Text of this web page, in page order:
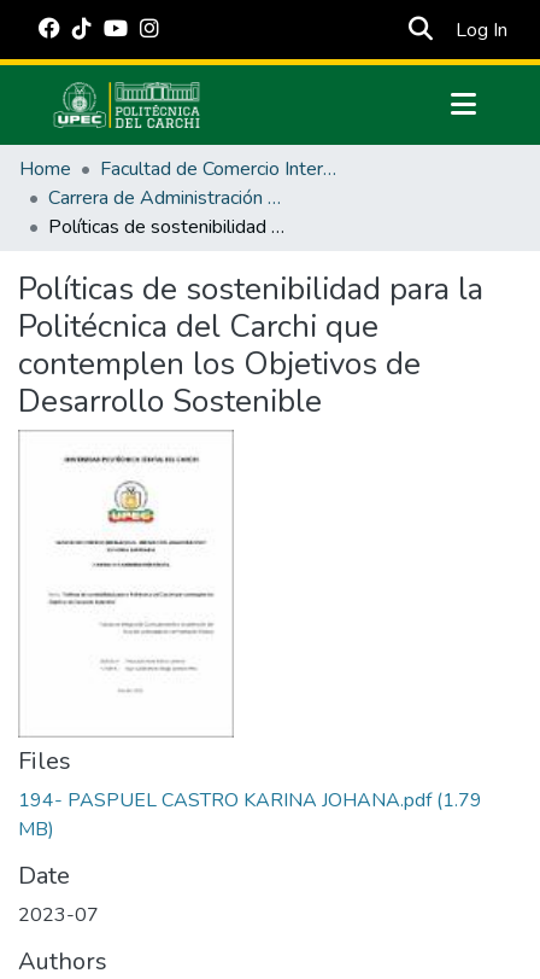
Log In
Communities & Collections
All of DSpace
Statistics
Estadísticas Externas
Manuales
Home
Facultad de Comercio Internacional, Integración, Administración y Economía Empresarial
Carrera de Administración Pública
Políticas de sostenibilidad para la Politécnica del Carchi que contemplen los Objetivos de Desarrollo Sostenible
Políticas de sostenibilidad para la
Politécnica del Carchi que
contemplen los Objetivos de
Desarrollo Sostenible
Files
194- PASPUEL CASTRO KARINA JOHANA.pdf(1.79
MB)
Date
2023-07
Authors